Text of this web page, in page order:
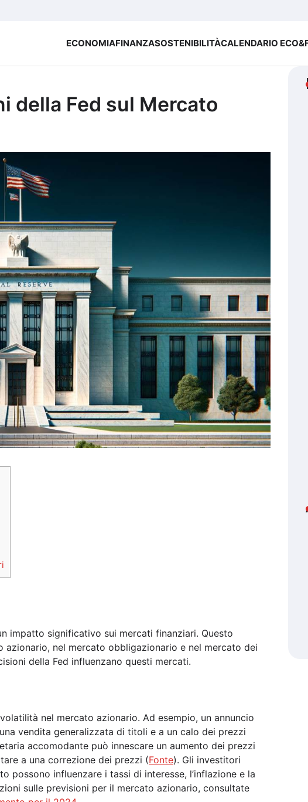
ECONOMIAFINANZASOSTENIBILITÀCALENDARIO
della Fed sul Mercato
impatto significativo sui mercati finanziari. Questo
nel mercato obbligazionario e nel mercato dei
della Fed influenzano questi mercati.
nel mercato azionario. Ad esempio, un annuncio
vendita generalizzata di titoli e a un calo dei prezzi
accomodante può innescare un aumento dei prezzi
a una correzione dei prezzi (Fonte). Gli investitori
possono influenzare i tassi di interesse, l’inflazione e la
sulle previsioni per il mercato azionario, consultate